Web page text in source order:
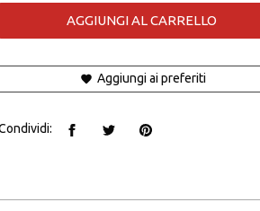
AGGIUNGI AL CARRELLO
Aggiungi ai preferiti